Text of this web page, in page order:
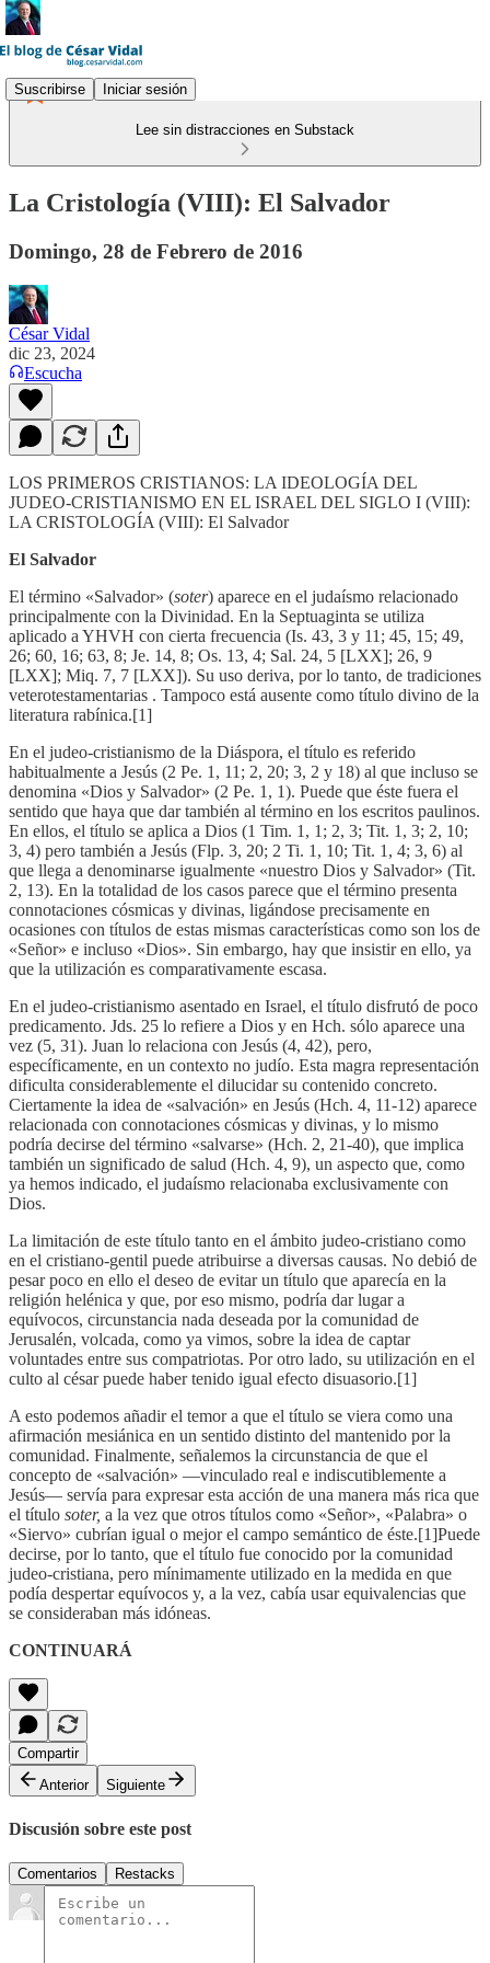
Suscribirse Iniciar sesión
Lee sin distracciones en Substack
La Cristología (VIII): El Salvador
Domingo, 28 de Febrero de 2016
César Vidal
dic 23, 2024
Escucha
LOS PRIMEROS CRISTIANOS: LA IDEOLOGÍA DEL
JUDEO-CRISTIANISMO EN EL ISRAEL DEL SIGLO I (VIII):
LA CRISTOLOGÍA (VIII): El Salvador
El Salvador
El término «Salvador» (soter) aparece en el judaísmo relacionado
principalmente con la Divinidad. En la Septuaginta se utiliza
aplicado a YHVH con cierta frecuencia (Is. 43, 3 y 11; 45, 15; 49,
26; 60, 16; 63, 8; Je. 14, 8; Os. 13, 4; Sal. 24, 5 [LXX]; 26, 9
[LXX]; Miq. 7, 7 [LXX]). Su uso deriva, por lo tanto, de tradiciones
veterotestamentarias . Tampoco está ausente como título divino de la
literatura rabínica.[1]
En el judeo-cristianismo de la Diáspora, el título es referido
habitualmente a Jesús (2 Pe. 1, 11; 2, 20; 3, 2 y 18) al que incluso se
denomina «Dios y Salvador» (2 Pe. 1, 1). Puede que éste fuera el
sentido que haya que dar también al término en los escritos paulinos.
En ellos, el título se aplica a Dios (1 Tim. 1, 1; 2, 3; Tit. 1, 3; 2, 10;
3, 4) pero también a Jesús (Flp. 3, 20; 2 Ti. 1, 10; Tit. 1, 4; 3, 6) al
que llega a denominarse igualmente «nuestro Dios y Salvador» (Tit.
2, 13). En la totalidad de los casos parece que el término presenta
connotaciones cósmicas y divinas, ligándose precisamente en
ocasiones con títulos de estas mismas características como son los de
«Señor» e incluso «Dios». Sin embargo, hay que insistir en ello, ya
que la utilización es comparativamente escasa.
En el judeo-cristianismo asentado en Israel, el título disfrutó de poco
predicamento. Jds. 25 lo refiere a Dios y en Hch. sólo aparece una
vez (5, 31). Juan lo relaciona con Jesús (4, 42), pero,
específicamente, en un contexto no judío. Esta magra representación
dificulta considerablemente el dilucidar su contenido concreto.
Ciertamente la idea de «salvación» en Jesús (Hch. 4, 11-12) aparece
relacionada con connotaciones cósmicas y divinas, y lo mismo
podría decirse del término «salvarse» (Hch. 2, 21-40), que implica
también un significado de salud (Hch. 4, 9), un aspecto que, como
ya hemos indicado, el judaísmo relacionaba exclusivamente con
Dios.
La limitación de este título tanto en el ámbito judeo-cristiano como
en el cristiano-gentil puede atribuirse a diversas causas. No debió de
pesar poco en ello el deseo de evitar un título que aparecía en la
religión helénica y que, por eso mismo, podría dar lugar a
equívocos, circunstancia nada deseada por la comunidad de
Jerusalén, volcada, como ya vimos, sobre la idea de captar
voluntades entre sus compatriotas. Por otro lado, su utilización en el
culto al césar puede haber tenido igual efecto disuasorio.[1]
A esto podemos añadir el temor a que el título se viera como una
afirmación mesiánica en un sentido distinto del mantenido por la
comunidad. Finalmente, señalemos la circunstancia de que el
concepto de «salvación» —vinculado real e indiscutiblemente a
Jesús— servía para expresar esta acción de una manera más rica que
el título soter, a la vez que otros títulos como «Señor», «Palabra» o
«Siervo» cubrían igual o mejor el campo semántico de éste.[1]Puede
decirse, por lo tanto, que el título fue conocido por la comunidad
judeo-cristiana, pero mínimamente utilizado en la medida en que
podía despertar equívocos y, a la vez, cabía usar equivalencias que
se consideraban más idóneas.
CONTINUARÁ
Compartir
Anterior
Siguiente
Discusión sobre este post
Comentarios Restacks